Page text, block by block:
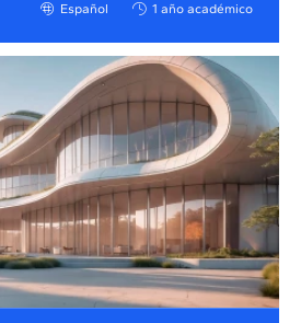
Español 1 año académico